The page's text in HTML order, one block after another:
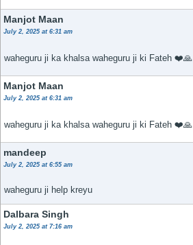
Manjot Maan
July 2, 2025 at 6:31 am
waheguru ji ka khalsa waheguru ji ki Fateh ❤️🙏
Manjot Maan
July 2, 2025 at 6:31 am
waheguru ji ka khalsa waheguru ji ki Fateh ❤️🙏
mandeep
July 2, 2025 at 6:55 am
waheguru ji help kreyu
Dalbara Singh
July 2, 2025 at 7:16 am